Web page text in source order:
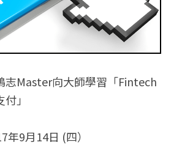
志Master向大師學習「Fintech
」
年9月14日 (四）